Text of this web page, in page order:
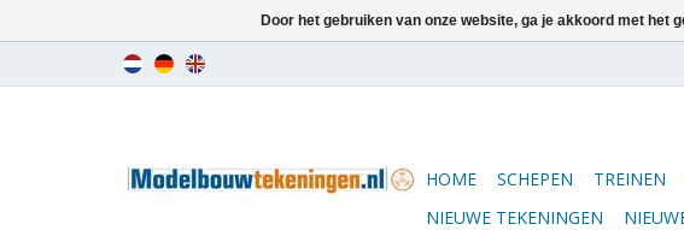
HOME SCHEPEN TREINEN
NIEUWE TEKENINGEN
Door het gebruiken van onze website, ga je akkoord met het